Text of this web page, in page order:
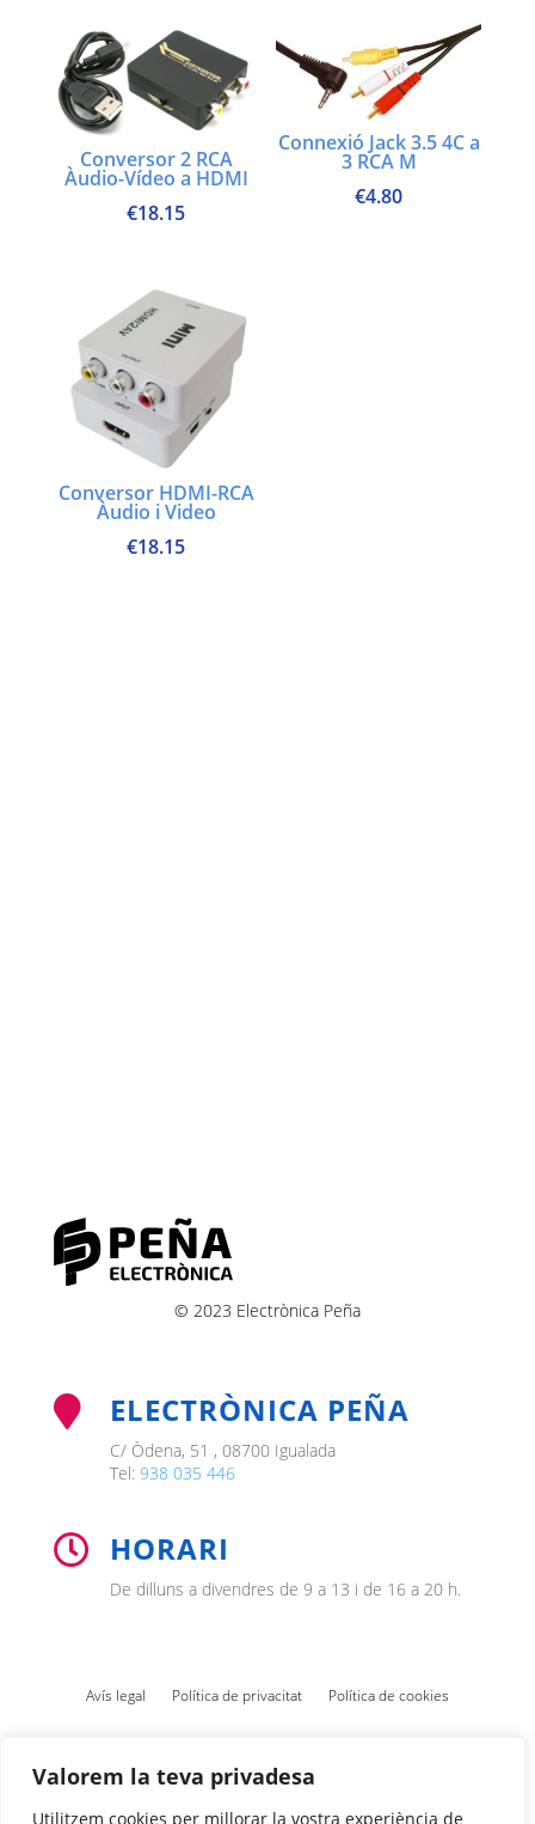
Valorem la teva privadesa
Utilitzem cookies per millorar la vostra experiència de
Conversor 2 RCA
Àudio-Vídeo a HDMI
€18.15
Connexió Jack 3.5 4C a
3 RCA M
€4.80
Conversor HDMI-RCA
Àudio i Video
€18.15
© 2023 Electrònica Peña
 ELECTRÒNICA PEÑA
C/ Òdena, 51 , 08700 Igualada
Tel: 938 035 446
 HORARI
De dilluns a divendres de 9 a 13 i de 16 a 20 h.
Avís legal Política de privacitat Política de cookies